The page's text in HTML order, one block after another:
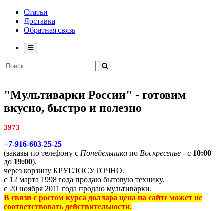
Статьи
Доставка
Обратная связь
"Мультиварки России" - готовим
вкусно, быстро и полезно
3973
+7-916-603-25-25
(заказы по телефону с Понедельника по Воскресенье - с 10:00
до 19:00),
через корзину КРУГЛОСУТОЧНО.
с 12 марта 1998 года продаю бытовую технику.
с 20 ноября 2011 года продаю мультиварки.
В связи с ростом курса доллара цена на сайте может не
соответствовать действительности.